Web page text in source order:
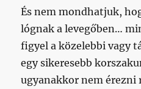
És nem mondhatjuk,
lógnak a levegőben…
figyel a közelebbi vagy
egy sikeresebb
ugyanakkor nem érezni